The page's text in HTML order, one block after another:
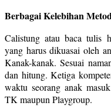
Berbagai Kelebihan
Calistung atau baca tulis
yang harus dikuasai oleh
Kanak-kanak. Sesuai
dan hitung. Ketiga
waktu seorang anak
TK maupun Playgroup.